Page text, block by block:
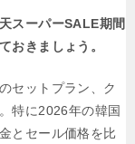
スーパーSALE期間
おきましょう。
セットプラン、ク
特に2026年の韓国
とセール価格を比